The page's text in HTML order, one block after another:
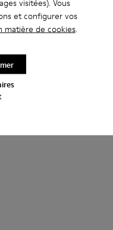
visitées). Vous
et configurer vos
matière de cookies.